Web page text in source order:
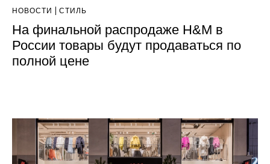
НОВОСТИ СТИЛЬ
На финальной распродаже H&M в
России товары будут продаваться по
полной цене